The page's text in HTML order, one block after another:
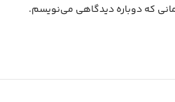
که دوباره دیدگاهی می‌نویسم.